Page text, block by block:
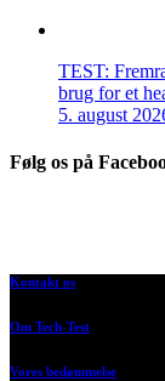
TEST:
brug for et
5. august
Følg os på
Kontakt os
Om Tech-Test
Vores bedømmelse